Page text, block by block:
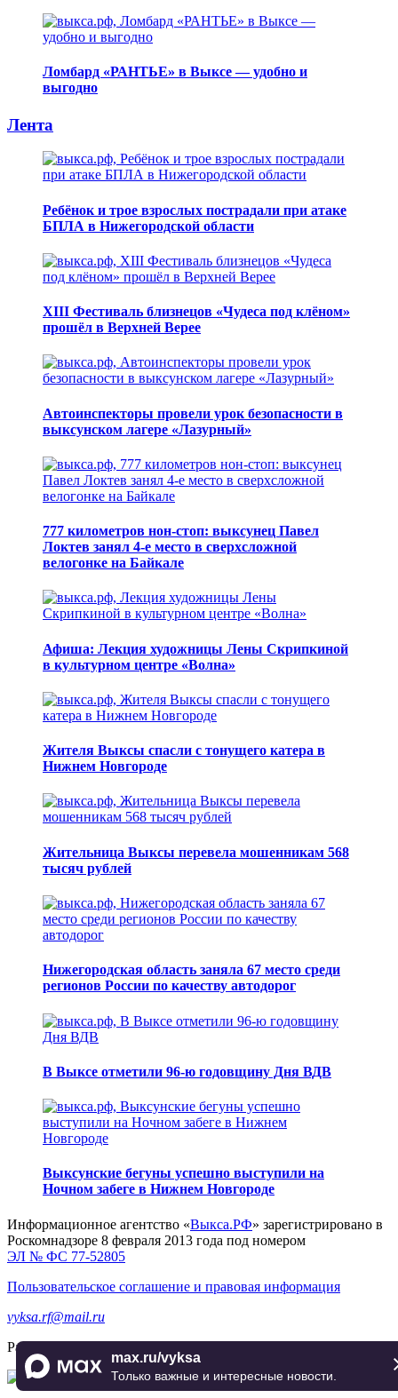
Ломбард «РАНТЬЕ» в Выксе — удобно и
выгодно
Лента
Ребёнок и трое взрослых пострадали при атаке
БПЛА в Нижегородской области
XIII Фестиваль близнецов «Чудеса под клёном»
прошёл в Верхней Верее
Автоинспекторы провели урок безопасности в
выксунском лагере «Лазурный»
777 километров нон-стоп: выксунец Павел
Локтев занял 4-е место в сверхсложной
велогонке на Байкале
Афиша: Лекция художницы Лены Скрипкиной
в культурном центре «Волна»
Жителя Выксы спасли с тонущего катера в
Нижнем Новгороде
Жительница Выксы перевела мошенникам 568
тысяч рублей
Нижегородская область заняла 67 место среди
регионов России по качеству автодорог
В Выксе отметили 96-ю годовщину Дня ВДВ
Выксунские бегуны успешно выступили на
Ночном забеге в Нижнем Новгороде
max.ru/vyksa
Только важные и интересные новости.
Информационное агентство «Выкса.РФ» зарегистрировано в
Роскомнадзоре 8 февраля 2013 года под номером
ЭЛ № ФС 77-52805
Пользовательское соглашение и правовая информация
vyksa.rf@mail.ru
Разработка и продвижение —